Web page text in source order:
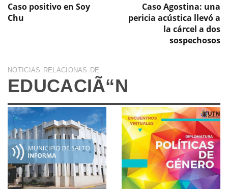
Caso positivo en Soy
Chu
Caso Agostina: una
pericia acústica llevó a
la cárcel a dos
sospechosos
NOTICIAS RELACIONAS DE
EDUCACIÃ“N